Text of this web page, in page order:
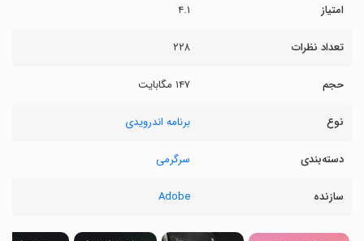
امتیاز ۴.۱
تعداد نظرات ۲۲۸
حجم ۱۴۷ مگابایت
نوع برنامه اندرویدی
دسته‌بندی سرگرمی
سازنده Adobe